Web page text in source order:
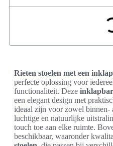
Rieten stoelen met een
perfecte oplossing voor
functionaliteit. Deze
een elegant design met
ideaal zijn voor zowel binnen-
luchtige en natuurlijke
touch toe aan elke ruimte.
beschikbaar, waaronder